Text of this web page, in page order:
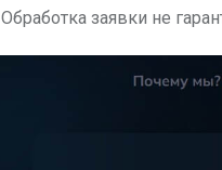
Обработка заявки не